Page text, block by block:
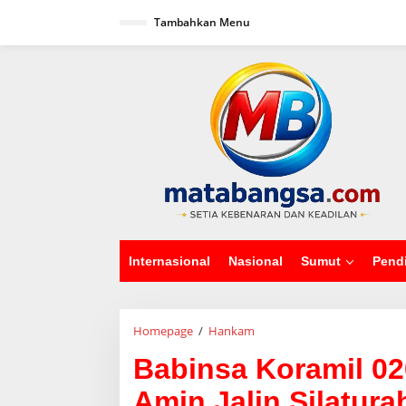
Tambahkan Menu
Internasional Nasional Sumut
Homepage / Hankam
b
n
Babinsa Koramil